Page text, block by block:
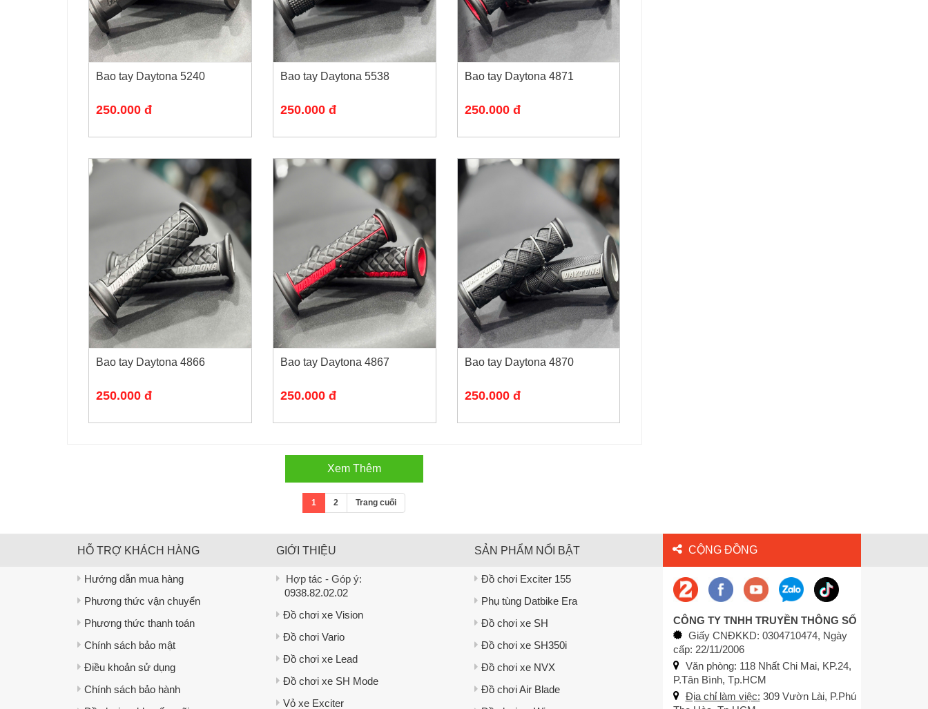
Bao tay Daytona 5240
250.000 đ
Bao tay Daytona 5538
250.000 đ
Bao tay Daytona 4871
250.000 đ
Bao tay Daytona 4866
250.000 đ
Bao tay Daytona 4867
250.000 đ
Bao tay Daytona 4870
250.000 đ
Xem Thêm
1 2 Trang cuối
HỖ TRỢ KHÁCH HÀNG
Hướng dẫn mua hàng
Phương thức vận chuyển
Phương thức thanh toán
Chính sách bảo mật
Điều khoản sử dụng
Chính sách bảo hành
GIỚI THIỆU
Hợp tác - Góp ý:
0938.82.02.02
Đồ chơi xe Vision
Đồ chơi Vario
Đồ chơi xe Lead
Đồ chơi xe SH Mode
Vỏ xe Exciter
SẢN PHẨM NỔI BẬT
Đồ chơi Exciter 155
Phụ tùng Datbike Era
Đồ chơi xe SH
Đồ chơi xe SH350i
Đồ chơi xe NVX
Đồ chơi Air Blade
CỘNG ĐỒNG
CÔNG TY TNHH TRUYỀN THÔNG SỐ
Giấy CNĐKKD: 0304710474, Ngày
cấp: 22/11/2006
Văn phòng: 118 Nhất Chi Mai, KP.24,
P.Tân Bình, Tp.HCM
Địa chỉ làm việc: 309 Vườn Lài, P.Phú